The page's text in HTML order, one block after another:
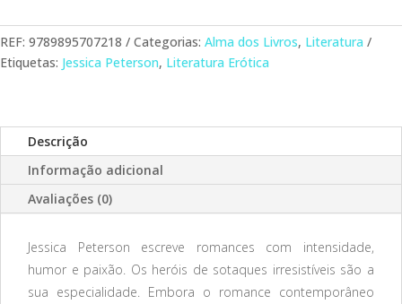
REF: 9789895707218 Categorias: Alma dos Livros, Literatura
Etiquetas: Jessica Peterson, Literatura Erótica
Descrição
Informação adicional
Avaliações (0)
Jessica Peterson escreve romances com intensidade,
humor e paixão. Os heróis de sotaques irresistíveis são a
sua especialidade. Embora o romance contemporâneo